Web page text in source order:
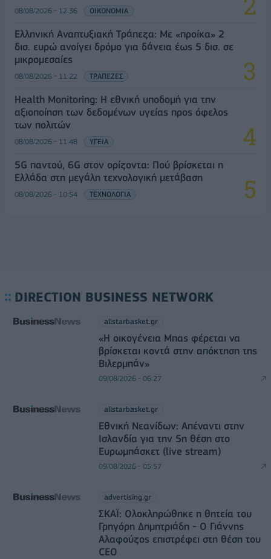
08/08/2026 - 12:36 ΟΙΚΟΝΟΜΙΑ
Ελληνική Αναπτυξιακή Τράπεζα: Με «προίκα» 2
δισ. ευρώ ανοίγει δρόμο για δάνεια έως 5 δισ. σε
μικρομεσαίες
08/08/2026 - 11:22 ΤΡΑΠΕΖΕΣ
Health Monitoring: Η εθνική υποδομή για την
αξιοποίηση των δεδομένων υγείας προς όφελος
των πολιτών
08/08/2026 - 11:48 ΥΓΕΙΑ
5G παντού, 6G στον ορίζοντα: Πού βρίσκεται η
Ελλάδα στη μεγάλη τεχνολογική μετάβαση
08/08/2026 - 10:54 ΤΕΧΝΟΛΟΓΙΑ
DIRECTION BUSINESS NETWORK
allstarbasket.gr
«Η οικογένεια Μπας φέρεται να
βρίσκεται κοντά στην απόκτηση της
Βιλερμπάν»
09/08/2026 - 06:27
allstarbasket.gr
Εθνική Νεανίδων: Απέναντι στην
Ισλανδία για την 5η θέση στο
Ευρωμπάσκετ (live stream)
09/08/2026 - 05:57
advertising.gr
ΣΚΑΪ: Ολοκληρώθηκε η θητεία του
Γρηγόρη Δημητριάδη - Ο Γιάννης
Αλαφούζος επιστρέφει στη θέση του
CEO